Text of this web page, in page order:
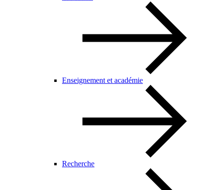
Enseignement et académie
Recherche